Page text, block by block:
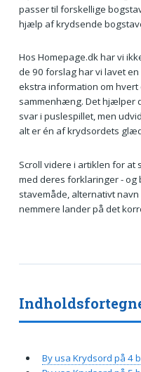
passer til forskellige
hjælp af krydsende
Hos Homepage.dk har vi
de 90 forslag har vi lavet
ekstra information om
sammenhæng. Det hjælper
svar i puslespillet, men
alt er én af krydsordets
Scroll videre i artiklen for at
med deres forklaringer - og
stavemåde, alternativt
nemmere lander på det
By usa Krydsord på 4